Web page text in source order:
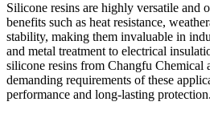
Silicone resins are highly versatile and
benefits such as heat resistance,
stability, making them invaluable in
and metal treatment to electrical
silicone resins from Changfu Chemical
demanding requirements of these
performance and long-lasting protection.